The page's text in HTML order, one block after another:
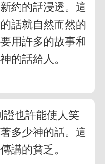
約的話浸透。這
話就自然而然的
用許多的故事和
的話給人。
也許能使人笑
多少神的話。這
講的貧乏。